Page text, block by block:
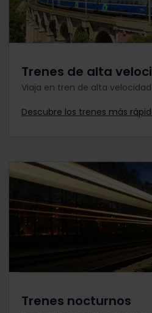
Trenes de alta
Viaja en tren de alta velocidad
Descubre los trenes más
Trenes nocturnos